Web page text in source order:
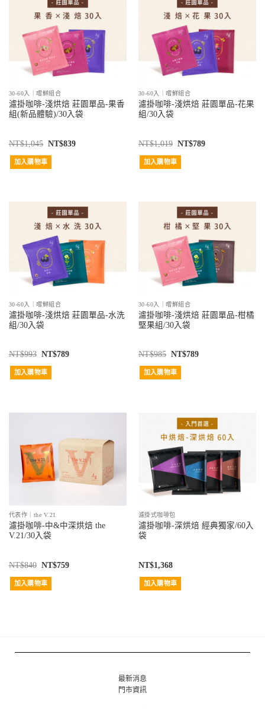
30-60入｜嚐鮮組合
濾掛咖啡-淺烘焙 莊園單品-果香
組(新品體驗)/30入袋
NT$1,045 NT$839
加入購物車
30-60入｜嚐鮮組合
濾掛咖啡-淺烘焙 莊園單品-花果
組/30入袋
NT$1,019 NT$789
加入購物車
30-60入｜嚐鮮組合
濾掛咖啡-淺烘焙 莊園單品-水洗
組/30入袋
NT$993 NT$789
加入購物車
30-60入｜嚐鮮組合
濾掛咖啡-淺烘焙 莊園單品-柑橘
堅果組/30入袋
NT$985 NT$789
加入購物車
代表作｜the V.21
濾掛咖啡-中&中深烘焙 the
V.21/30入袋
NT$840 NT$759
加入購物車
濾掛式咖啡包
濾掛咖啡-深烘焙 經典獨家/60入
袋
NT$1,368
加入購物車
最新消息
門市資訊